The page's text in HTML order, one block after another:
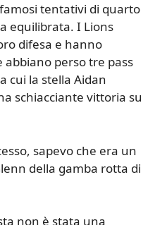
tentativi di quarto
equilibrata. I Lions
difesa e hanno
perso tre pass
cui la stella Aidan
schiacciante vittoria su
sapevo che era un
della gamba rotta di
non è stata una